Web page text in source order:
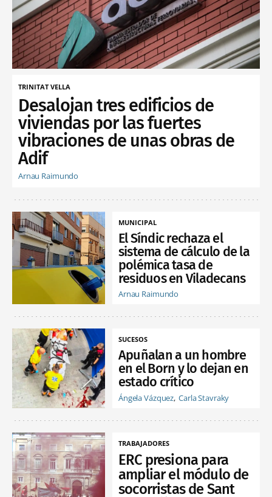
TRINITAT VELLA
Desalojan tres edificios de
viviendas por las fuertes
vibraciones de unas obras de
Adif
Arnau Raimundo
MUNICIPAL
El Síndic rechaza el
sistema de cálculo de la
polémica tasa de
residuos en Viladecans
Arnau Raimundo
SUCESOS
Apuñalan a un hombre
en el Born y lo dejan en
estado crítico
Ángela Vázquez Carla Stavraky
TRABAJADORES
ERC presiona para
ampliar el módulo de
socorristas de Sant